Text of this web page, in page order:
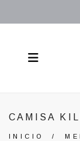
CAMISA
INICIO /